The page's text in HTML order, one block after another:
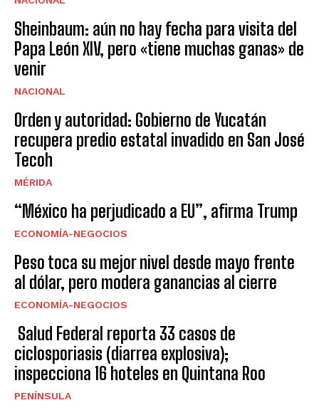
Sheinbaum: aún no hay fecha para visita del
Papa León XIV, pero «tiene muchas ganas» de
venir
NACIONAL
Orden y autoridad: Gobierno de Yucatán
recupera predio estatal invadido en San José
Tecoh
MÉRIDA
“México ha perjudicado a EU”, afirma Trump
ECONOMÍA-NEGOCIOS
Peso toca su mejor nivel desde mayo frente
al dólar, pero modera ganancias al cierre
ECONOMÍA-NEGOCIOS
Salud Federal reporta 33 casos de
ciclosporiasis (diarrea explosiva);
inspecciona 16 hoteles en Quintana Roo
PENÍNSULA